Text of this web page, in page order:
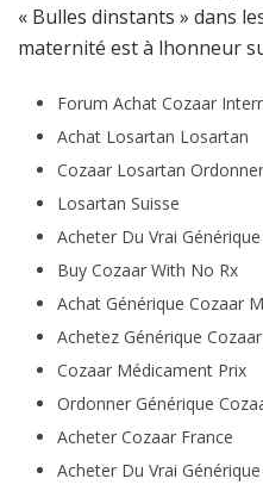
« Bulles dinstants » dans
maternité est à lhonneur
Forum Achat Cozaar
Achat Losartan Losartan
Cozaar Losartan
Losartan Suisse
Acheter Du Vrai
Buy Cozaar With No Rx
Achat Générique Cozaar
Achetez Générique
Cozaar Médicament Prix
Ordonner Générique
Acheter Cozaar France
Acheter Du Vrai